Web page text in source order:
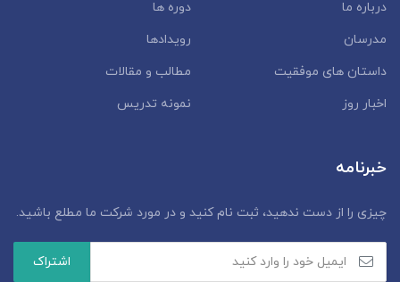
درباره ما
دوره ها
مدرسان
رویدادها
داستان‌ های موفقیت
مطالب و مقالات
اخبار روز
نمونه تدریس
خبرنامه
چیزی را از دست ندهید، ثبت نام کنید و در مورد شرکت ما مطلع باشید.